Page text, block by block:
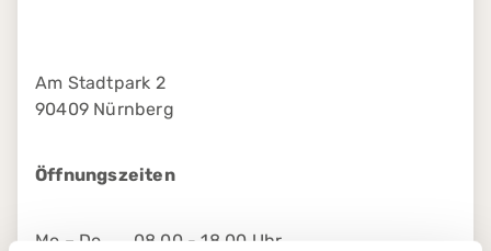
Am Stadtpark 2
90409 Nürnberg
Öffnungszeiten
Mo – Do 08.00 - 18.00 Uhr